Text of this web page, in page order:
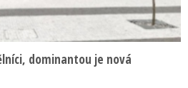
dominantou je nová